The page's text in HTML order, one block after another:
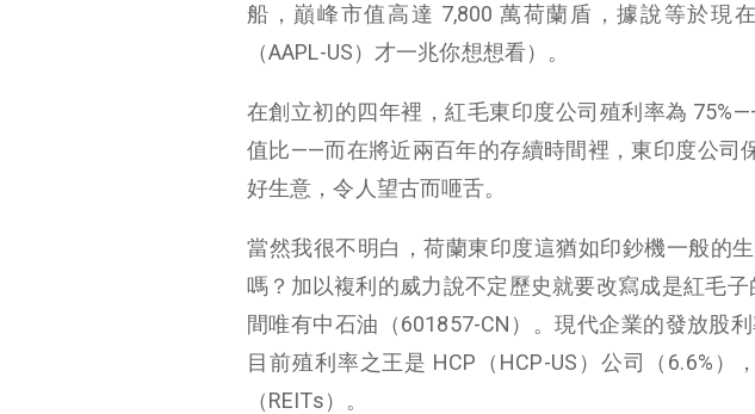
船，巔峰市值高達 7,800 萬荷蘭盾，據說等於現在
（AAPL-US）才一兆你想想看）。
在創立初的四年裡，紅毛東印度公司殖利率為
值比——而在將近兩百年的存續時間裡，東印度公司
好生意，令人望古而咂舌。
當然我很不明白，荷蘭東印度這猶如印鈔機一般的
嗎？加以複利的威力說不定歷史就要改寫成是紅毛
間唯有中石油（601857-CN）。現代企業的發放股
目前殖利率之王是 HCP（HCP-US）公司（6.6%
（REITs）。